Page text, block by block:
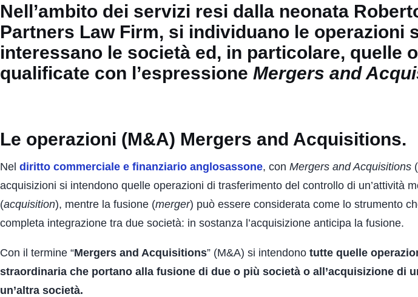
Nell’ambito dei servizi resi dalla neonata
Partners Law Firm, si individuano le operazioni
interessano le società ed, in particolare, quelle
qualificate con l’espressione Mergers and
Le operazioni (M&A) Mergers and Acquisitions.
Nel diritto commerciale e finanziario anglosassone, con Mergers and Acquisitions
acquisizioni si intendono quelle operazioni di trasferimento del controllo di un’attività
(acquisition), mentre la fusione (merger) può essere considerata come lo strumento
completa integrazione tra due società: in sostanza l’acquisizione anticipa la fusione.
Con il termine “Mergers and Acquisitions” (M&A) si intendono tutte quelle
straordinaria che portano alla fusione di due o più società o all’acquisizione di
un’altra società.